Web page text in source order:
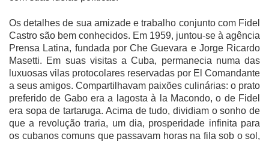
Os detalhes de sua amizade e trabalho conjunto com Fidel
Castro são bem conhecidos. Em 1959, juntou-se à agência
Prensa Latina, fundada por Che Guevara e Jorge Ricardo
Masetti. Em suas visitas a Cuba, permanecia numa das
luxuosas vilas protocolares reservadas por El Comandante
a seus amigos. Compartilhavam paixões culinárias: o prato
preferido de Gabo era a lagosta à la Macondo, o de Fidel
era sopa de tartaruga. Acima de tudo, dividiam o sonho de
que a revolução traria, um dia, prosperidade infinita para
os cubanos comuns que passavam horas na fila sob o sol,